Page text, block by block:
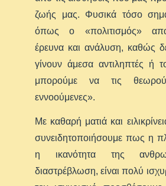
ζωής μας. Φυσικά τόσο
όπως ο «πολιτισμός»
έρευνα και ανάλυση, καθώς
γίνουν άμεσα αντιληπτές ή
μπορούμε να τις
εννοούμενες».
Με καθαρή ματιά και
συνειδητοποιήσουμε πως η
η ικανότητα της
διαστρέβλωση, είναι πολύ